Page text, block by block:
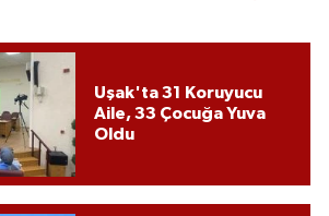
Uşak'ta 31 Koruyucu
Aile, 33 Çocuğa Yuva
Oldu